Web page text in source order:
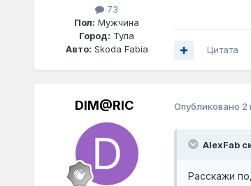
73
Пол: Мужчина
Город: Тула
Авто: Skoda Fabia Цитата
DIM@RIC Опубликовано 2
AlexFab
Расскажи